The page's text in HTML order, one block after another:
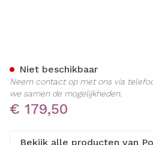
€ 179,50
Niet beschikbaar
Neem contact op met ons via
we samen de mogelijkheden.
Bekijk alle producten van